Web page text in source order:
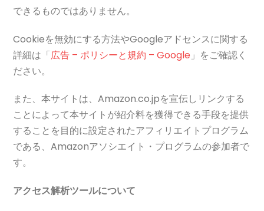
できるものではありません。
Cookieを無効にする方法やGoogleアドセンスに関する
詳細は「広告 – ポリシーと規約 – Google 」をご確認く
ださい。
また、本サイトは、Amazon.co.jpを宣伝しリンクする
ことによって本サイトが紹介料を獲得できる手段を提供
することを目的に設定されたアフィリエイトプログラム
である、Amazonアソシエイト・プログラムの参加者で
す。
アクセス解析ツールについて